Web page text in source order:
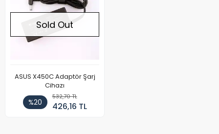
Sold Out
ASUS X450C Adaptör Şarj
Cihazı
%20
532,70 TL
426,16 TL